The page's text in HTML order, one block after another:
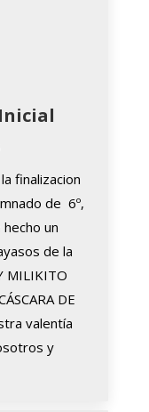
finalizacion
de 6º,
un
de la
MILIKITO
DE
valentía
y